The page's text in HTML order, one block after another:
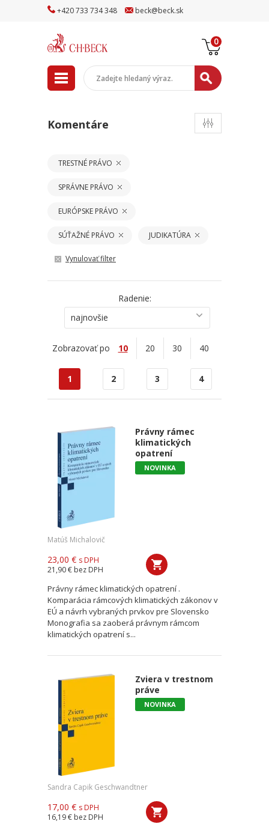
+420733 734348 beck@beck.sk
0
Komentáre
TRESTNÉ PRÁVO
SPRÁVNE PRÁVO
EURÓPSKE PRÁVO
SÚŤAŽNÉ PRÁVO JUDIKATÚRA
Vynulovať filter
Radenie:
najnovšie
Zobrazovať po 10 20 30 40
1 2 3 4
Právny rámec
klimatických
opatrení
NOVINKA
Matúš Michalovič
23,00 € s DPH
21,90 € bez DPH
Právny rámec klimatických opatrení .
Komparácia rámcových klimatických zákonov v
EÚ a návrh vybraných prvkov pre Slovensko
Monografia sa zaoberá právnym rámcom
klimatických opatrení s...
Zviera v trestnom
práve
NOVINKA
Sandra Capik Geschwandtner
17,00 € s DPH
16,19 € bez DPH